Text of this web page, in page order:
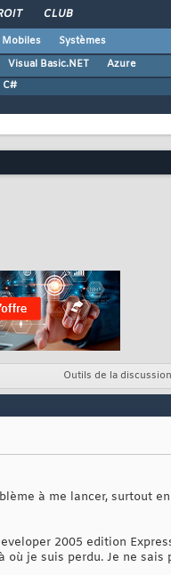
CLUB
Mobiles
Systèmes
Visual Basic.NET
Azure
C#
Outils de la discussion
à me lancer, surtout
2005 edition
où je suis perdu. Je ne sais